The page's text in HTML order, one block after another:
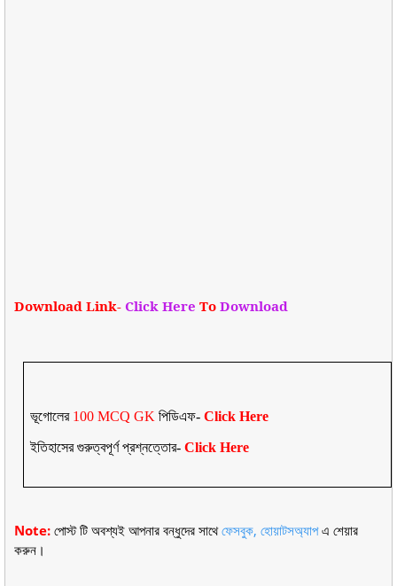
Download Link- Click Here To Download
ভূগোলের100 MCQ GK পিডিএফ-Click Here
ইতিহাসের গুরুত্বপূর্ণ প্রশ্নত্তোর-Click Here
Note: পোস্ট টি অবশ্যই আপনার বন্ধুদের সাথেফেসবুক, হোয়াটসঅ্যাপএ শেয়ার
করুন।